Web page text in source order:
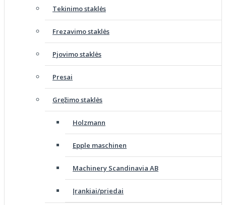
Tekinimo staklės
Frezavimo staklės
Pjovimo staklės
Presai
Gręžimo staklės
Holzmann
Epple maschinen
Machinery Scandinavia AB
Įrankiai/priedai